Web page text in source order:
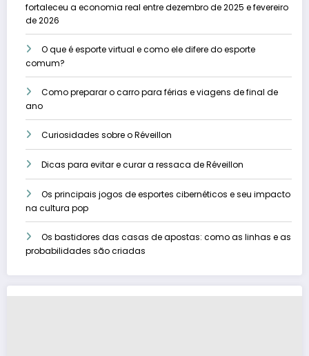
fortaleceu a economia real entre dezembro de 2025 e fevereiro
de 2026
O que é esporte virtual e como ele difere do esporte
comum?
Como preparar o carro para férias e viagens de final de
ano
Curiosidades sobre o Réveillon
Dicas para evitar e curar a ressaca de Réveillon
Os principais jogos de esportes cibernéticos e seu impacto
na cultura pop
Os bastidores das casas de apostas: como as linhas e as
probabilidades são criadas